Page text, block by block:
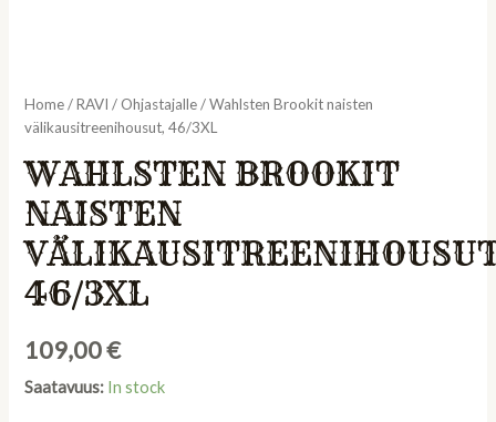
Home/RAVI / Ohjastajalle/ Wahlsten Brookit naisten
välikausitreenihousut, 46/3XL
WAHLSTEN BROOKIT
NAISTEN
46/3XL
109,00€
Saatavuus: In stock